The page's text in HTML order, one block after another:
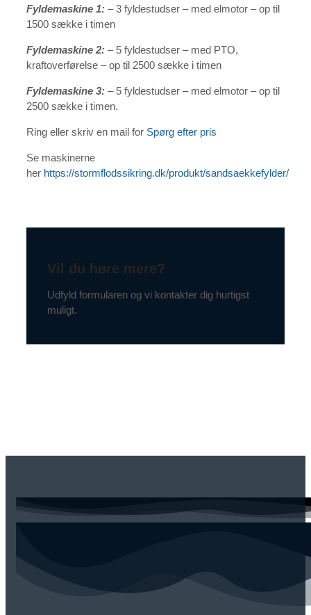
Fyldemaskine 1: – 3 fyldestudser – med elmotor – op til
1500 sække i timen
Fyldemaskine 2: – 5 fyldestudser – med PTO,
kraftoverførelse – op til 2500 sække i timen
Fyldemaskine 3: – 5 fyldestudser – med elmotor – op til
2500 sække i timen.
Ring eller skriv en mail for Spørg efter pris
Se maskinerne
her https://stormflodssikring.dk/produkt/sandsaekkefylder/
Vil du høre mere?
Udfyld formularen og vi kontakter dig hurtigst
muligt.